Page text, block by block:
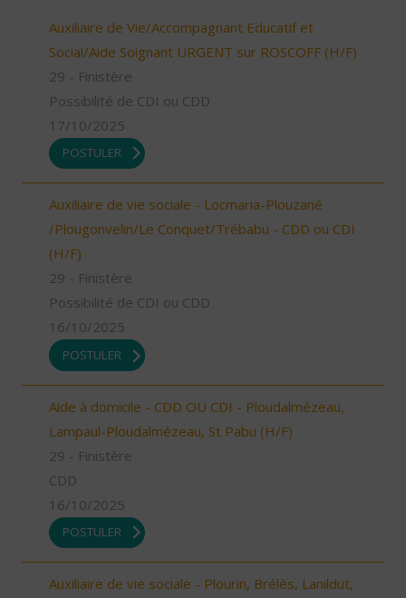
Auxiliaire de Vie/Accompagnant Educatif et
Social/Aide Soignant URGENT sur ROSCOFF (H/F)
29 - Finistère
Possibilité de CDI ou CDD
17/10/2025
POSTULER
Auxiliaire de vie sociale - Locmaria-Plouzané
/Plougonvelin/Le Conquet/Trébabu - CDD ou CDI
(H/F)
29 - Finistère
Possibilité de CDI ou CDD
16/10/2025
POSTULER
Aide à domicile - CDD OU CDI - Ploudalmézeau,
Lampaul-Ploudalmézeau, St Pabu (H/F)
29 - Finistère
CDD
16/10/2025
POSTULER
Auxiliaire de vie sociale - Plourin, Brélès, Lanildut,